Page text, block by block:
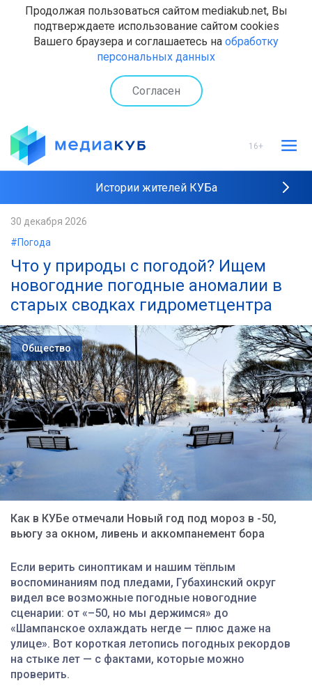
Продолжая пользоваться сайтом mediakub.net, Вы
подтверждаете использование сайтом cookies
Вашего браузера и соглашаетесь на обработку
персональных данных
Согласен
16+
Истории жителей КУБа
30 декабря 2026
#Погода
Что у природы с погодой? Ищем
новогодние погодные аномалии в
старых сводках гидрометцентра
Общество
Как в КУБе отмечали Новый год под мороз в -50,
вьюгу за окном, ливень и аккомпанемент бора
Если верить синоптикам и нашим тёплым
воспоминаниям под пледами, Губахинский округ
видел все возможные погодные новогодние
сценарии: от «–50, но мы держимся» до
«Шампанское охлаждать негде — плюс даже на
улице». Вот короткая летопись погодных рекордов
на стыке лет — с фактами, которые можно
проверить.